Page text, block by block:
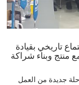
تاريخي بقيادة
منتج وبناء شراكة
جديدة من العمل